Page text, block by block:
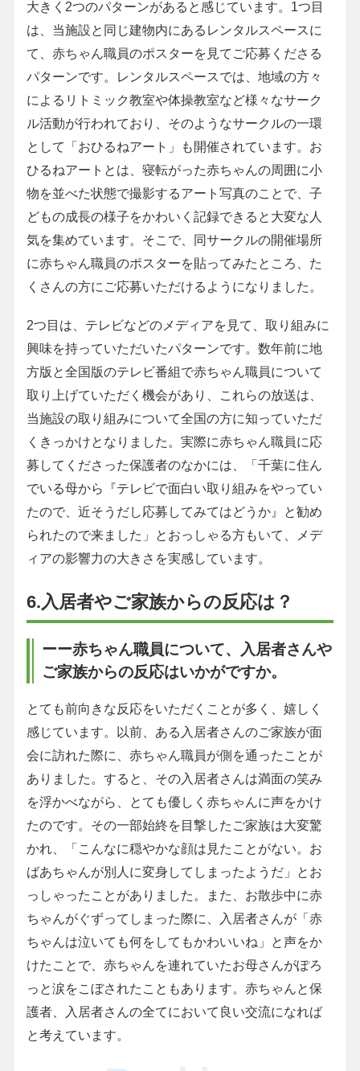
大きく2つのパターンがあると感じています。1つ目
は、当施設と同じ建物内にあるレンタルスペースに
て、赤ちゃん職員のポスターを見てご応募くださる
パターンです。レンタルスペースでは、地域の方々
によるリトミック教室や体操教室など様々なサーク
ル活動が行われており、そのようなサークルの一環
として「おひるねアート」も開催されています。お
ひるねアートとは、寝転がった赤ちゃんの周囲に小
物を並べた状態で撮影するアート写真のことで、子
どもの成長の様子をかわいく記録できると大変な人
気を集めています。そこで、同サークルの開催場所
に赤ちゃん職員のポスターを貼ってみたところ、た
くさんの方にご応募いただけるようになりました。
2つ目は、テレビなどのメディアを見て、取り組みに
興味を持っていただいたパターンです。数年前に地
方版と全国版のテレビ番組で赤ちゃん職員について
取り上げていただく機会があり、これらの放送は、
当施設の取り組みについて全国の方に知っていただ
くきっかけとなりました。実際に赤ちゃん職員に応
募してくださった保護者のなかには、「千葉に住ん
でいる母から『テレビで面白い取り組みをやってい
たので、近そうだし応募してみてはどうか』と勧め
られたので来ました」とおっしゃる方もいて、メデ
ィアの影響力の大きさを実感しています。
6.入居者やご家族からの反応は？
ーー赤ちゃん職員について、入居者さんや
ご家族からの反応はいかがですか。
とても前向きな反応をいただくことが多く、嬉しく
感じています。以前、ある入居者さんのご家族が面
会に訪れた際に、赤ちゃん職員が側を通ったことが
ありました。すると、その入居者さんは満面の笑み
を浮かべながら、とても優しく赤ちゃんに声をかけ
たのです。その一部始終を目撃したご家族は大変驚
かれ、「こんなに穏やかな顔は見たことがない。お
ばあちゃんが別人に変身してしまったようだ」とお
っしゃったことがありました。また、お散歩中に赤
ちゃんがぐずってしまった際に、入居者さんが「赤
ちゃんは泣いても何をしてもかわいいね」と声をか
けたことで、赤ちゃんを連れていたお母さんがぽろ
っと涙をこぼされたこともあります。赤ちゃんと保
護者、入居者さんの全てにおいて良い交流になれば
と考えています。